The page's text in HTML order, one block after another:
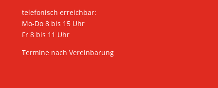
telefonisch erreichbar:
Mo-Do 8 bis 15 Uhr
Fr 8 bis 11 Uhr
Termine nach Vereinbarung